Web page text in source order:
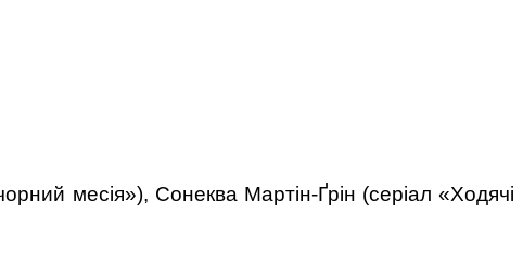
месія»), Сонеква Мартін-Ґрін (серіал «Ходячі